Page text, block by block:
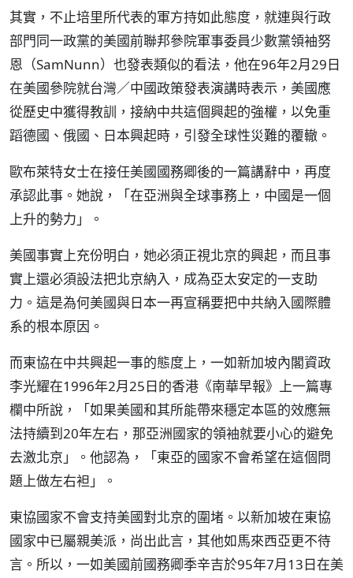
其實，不止培里所代表的軍方持如此態度，就連與行政
部門同一政黨的美國前聯邦參院軍事委員少數黨領袖努
恩（SamNunn）也發表類似的看法，他在96年2月29日
在美國參院就台灣／中國政策發表演講時表示，美國應
從歷史中獲得教訓，接納中共這個興起的強權，以免重
蹈德國、俄國、日本興起時，引發全球性災難的覆轍。
歐布萊特女士在接任美國國務卿後的一篇講辭中，再度
承認此事。她說，「在亞洲與全球事務上，中國是一個
上升的勢力」。
美國事實上充份明白，她必須正視北京的興起，而且事
實上還必須設法把北京納入，成為亞太安定的一支助
力。這是為何美國與日本一再宣稱要把中共納入國際體
系的根本原因。
而東協在中共興起一事的態度上，一如新加坡內閣資政
李光耀在1996年2月25日的香港《南華早報》上一篇專
欄中所說，「如果美國和其所能帶來穩定本區的效應無
法持續到20年左右，那亞洲國家的領袖就要小心的避免
去激北京」。他認為，「東亞的國家不會希望在這個問
題上做左右袒」。
東協國家不會支持美國對北京的圍堵。以新加坡在東協
國家中已屬親美派，尚出此言，其他如馬來西亞更不待
言。所以，一如美國前國務卿季辛吉於95年7月13日在美